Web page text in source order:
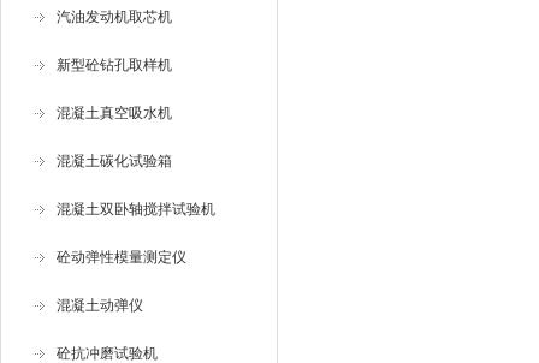
汽油发动机取芯机
新型砼钻孔取样机
混凝土真空吸水机
混凝土碳化试验箱
混凝土双卧轴搅拌试验机
砼动弹性模量测定仪
混凝土动弹仪
砼抗冲磨试验机